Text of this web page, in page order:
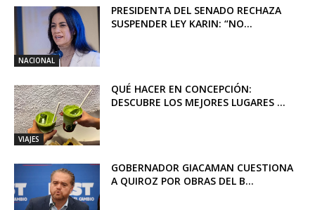
NACIONAL
PRESIDENTA DEL SENADO RECHAZA
SUSPENDER LEY KARIN: “NO...
VIAJES
QUÉ HACER EN CONCEPCIÓN:
DESCUBRE LOS MEJORES LUGARES ...
GOBERNADOR GIACAMAN CUESTIONA
A QUIROZ POR OBRAS DEL B...